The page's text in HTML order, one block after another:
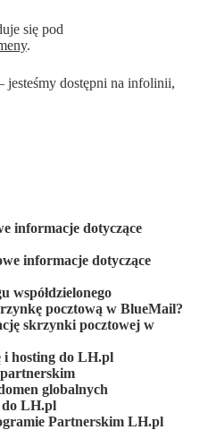
się pod
.
dostępni na infolinii,
informacje dotyczące
informacje dotyczące
współdzielonego
pocztową w BlueMail?
skrzynki pocztowej w
i hosting do LH.pl
globalnych
do LH.pl
Partnerskim LH.pl